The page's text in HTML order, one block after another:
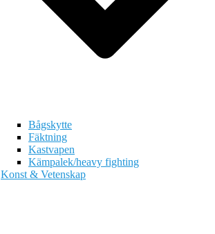
Bågskytte
Fäktning
Kastvapen
Kämpalek/heavy fighting
Konst & Vetenskap